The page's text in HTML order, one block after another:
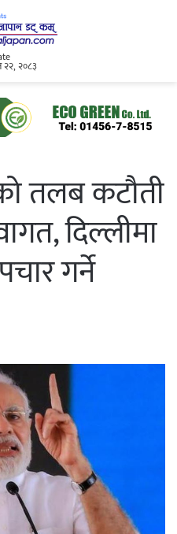
२२, २०८३
तलब कटौती
दिल्लीमा
गर्ने